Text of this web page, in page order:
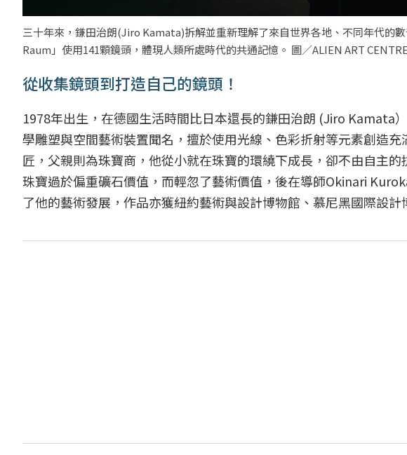
三十年來，鎌田治朗(Jiro Kamata)拆解並重新理解了來自世界各地、不同年代的
Raum」使用141顆鏡頭，體現人類所處時代的共通記憶。 圖／ALIEN ART
從收集鏡頭到打造自己的鏡頭！
1978年出生，在德國生活時間比日本還長的鎌田治朗 (Jiro Kamata
學雕塑與空間藝術裝置聞名，擅於使用光線、色彩折射等元素創造
匠，父親則為珠寶商，他從小就在珠寶的環繞下成長，卻不由自主
珠寶過於偏重礦石價值，而輕忽了藝術價值，後在導師Okinari
了他的藝術發展，作品亦獲紐約藝術與設計博物館、慕尼黑國際設計